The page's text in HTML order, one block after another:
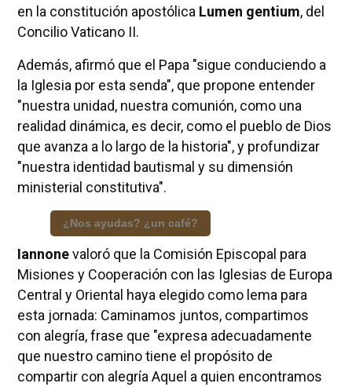
en la constitución apostólica Lumen gentium, del
Concilio Vaticano II.
Además, afirmó que el Papa "sigue conduciendo a
la Iglesia por esta senda", que propone entender
"nuestra unidad, nuestra comunión, como una
realidad dinámica, es decir, como el pueblo de Dios
que avanza a lo largo de la historia", y profundizar
"nuestra identidad bautismal y su dimensión
ministerial constitutiva".
¿Nos ayudas? ¿un café?
Iannonevaloró que la Comisión Episcopal para
Misiones y Cooperación con las Iglesias de Europa
Central y Oriental haya elegido como lema para
esta jornada: Caminamos juntos, compartimos
con alegría, frase que "expresa adecuadamente
que nuestro camino tiene el propósito de
compartir con alegría Aquel a quien encontramos